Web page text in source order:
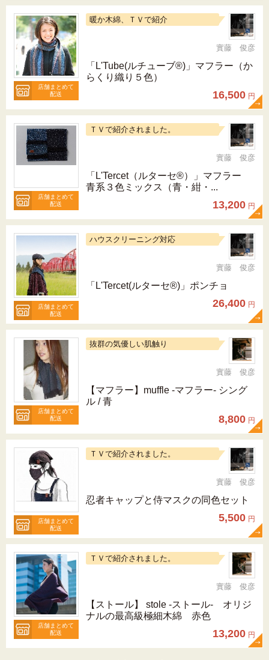
店舗まとめて
配送
暖か木綿、ＴＶで紹介
實藤 俊彦
「L'Tube(ルチューブ®)」マフラー（か
らくり織り５色）
16,500 円
店舗まとめて
配送
ＴＶで紹介されました。
實藤 俊彦
「L'Tercet（ルターセ®）」マフラー
青系３色ミックス（青・紺・...
13,200 円
店舗まとめて
配送
ハウスクリーニング対応
實藤 俊彦
「L'Tercet(ルターセ®)」ポンチョ
26,400 円
店舗まとめて
配送
抜群の気優しい肌触り
實藤 俊彦
【マフラー】muffle -マフラー- シング
ル / 青
8,800 円
店舗まとめて
配送
ＴＶで紹介されました。
實藤 俊彦
忍者キャップと侍マスクの同色セット
5,500 円
店舗まとめて
配送
ＴＶで紹介されました。
實藤 俊彦
【ストール】 stole -ストール- オリジ
ナルの最高級極細木綿 赤色
13,200 円